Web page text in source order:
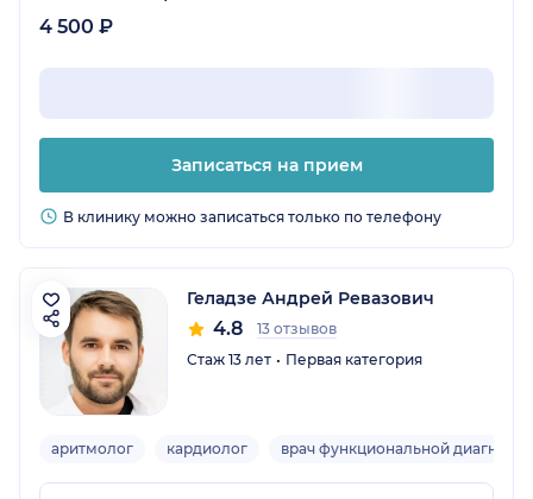
4 500 ₽
Записаться на прием
В клинику можно записаться только по телефону
Геладзе Андрей Ревазович
4.8
13 отзывов
Стаж 13 лет
Первая категория
аритмолог кардиолог врач функциональной